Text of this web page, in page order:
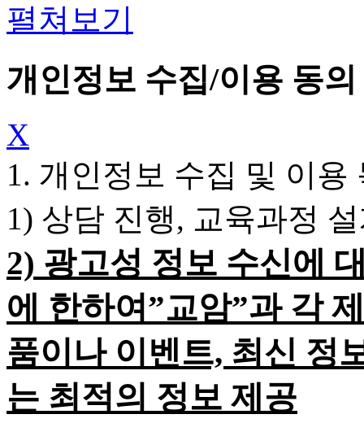
펼쳐보기
개인정보 수집/이용 동
X
1. 개인정보 수집 및 이용
1) 상담 진행, 교육과정
2) 광고성 정보 수신에
에 한하여”교암”과 각
품이나 이벤트, 최신 정
는 최적의 정보 제공